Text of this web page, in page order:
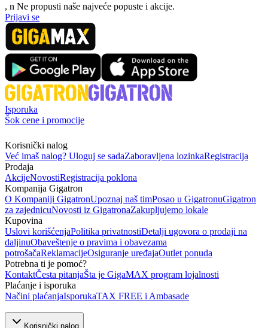
, n Ne propusti naše najveće popuste i akcije.
Prijavi se
Isporuka
Šok cene i promocije
Korisnički nalog
Već imaš nalog? Uloguj se sadaZaboravljena lozinkaRegistracija
Prodaja
AkcijeNovostiRegistracija poklona
Kompanija Gigatron
O Kompaniji GigatronUpoznaj naš timPosao u GigatronuGigatron
za zajednicuNovosti iz GigatronaZakupljujemo lokale
Kupovina
Uslovi korišćenjaPolitika privatnostiDetalji ugovora o prodaji na
daljinuObaveštenje o pravima i obavezama
potrošačaReklamacijeOsiguranje uređajaOutlet ponuda
Potrebna ti je pomoć?
KontaktČesta pitanjaŠta je GigaMAX program lojalnosti
Plaćanje i isporuka
Načini plaćanjaIsporukaTAX FREE i Ambasade
Korisnički nalog